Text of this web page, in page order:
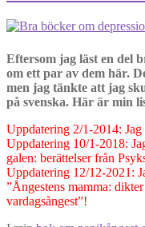
Eftersom jag läst en del
om ett par av dem här.
men jag tänkte att jag
på svenska. Här är min
Uppdatering 2/1-2014:
Uppdatering 10/1-2018:
galen: berättelser från
Uppdatering 12/12-2021:
”Ångestens mamma:
vardagsångest”!